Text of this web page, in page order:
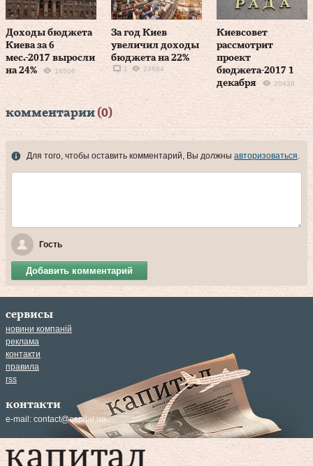
Доходы бюджета
Киева за 6
мес.-2017 выросли
на 24%
16506
За год Киев
увеличил доходы
бюджета на 22%
1 24684
Киевсовет
рассмотрит
проект
бюджета-2017 1
декабря
20438
комментарии (0)
Для того, чтобы оставить комментарий, Вы должны авторизоваться.
Гость
Добавить комментарий
сервисы
новини компаній
реклама
контакти
правила
rss
контакти
e-mail: contact@capital.ua